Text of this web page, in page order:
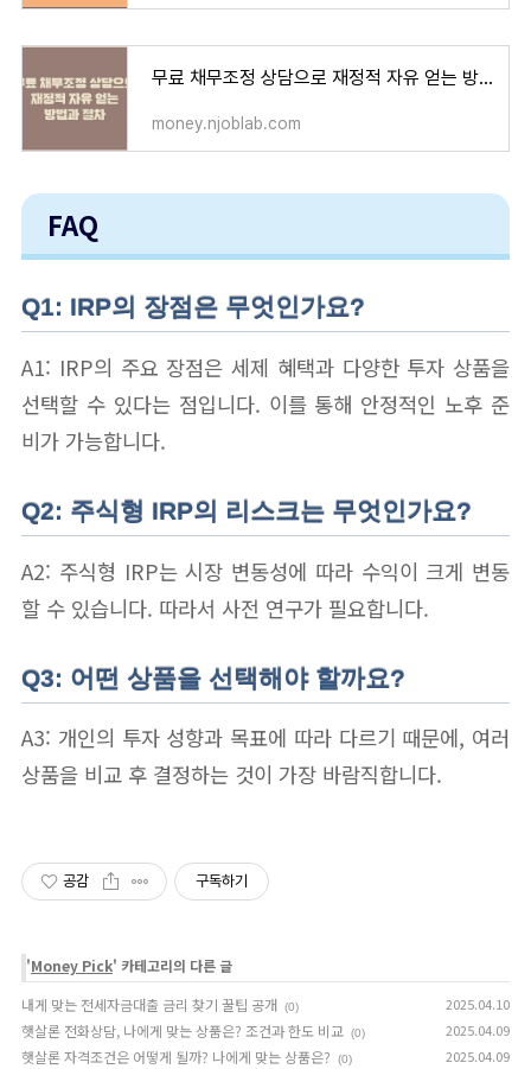
무료 채무조정 상담으로 재정적 자유 얻는 방법과 절차
money.njoblab.com
FAQ
Q1: IRP의 장점은 무엇인가요?
A1: IRP의 주요 장점은 세제 혜택과 다양한 투자 상품을
선택할 수 있다는 점입니다. 이를 통해 안정적인 노후 준
비가 가능합니다.
Q2: 주식형 IRP의 리스크는 무엇인가요?
A2: 주식형 IRP는 시장 변동성에 따라 수익이 크게 변동
할 수 있습니다. 따라서 사전 연구가 필요합니다.
Q3: 어떤 상품을 선택해야 할까요?
A3: 개인의 투자 성향과 목표에 따라 다르기 때문에, 여러
상품을 비교 후 결정하는 것이 가장 바람직합니다.
공감 구독하기
'Money Pick' 카테고리의 다른 글
내게 맞는 전세자금대출 금리 찾기 꿀팁 공개 (0) 2025.04.10
햇살론 전화상담, 나에게 맞는 상품은? 조건과 한도 비교 (0) 2025.04.09
햇살론 자격조건은 어떻게 될까? 나에게 맞는 상품은? (0) 2025.04.09